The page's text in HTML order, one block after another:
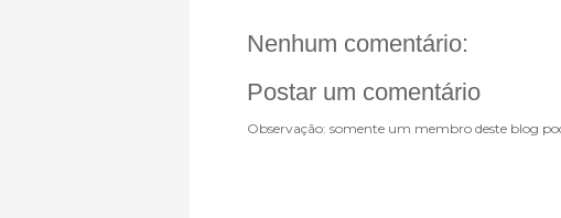
Nenhum comentário:
Postar um comentário
Observação: somente um membro deste blog